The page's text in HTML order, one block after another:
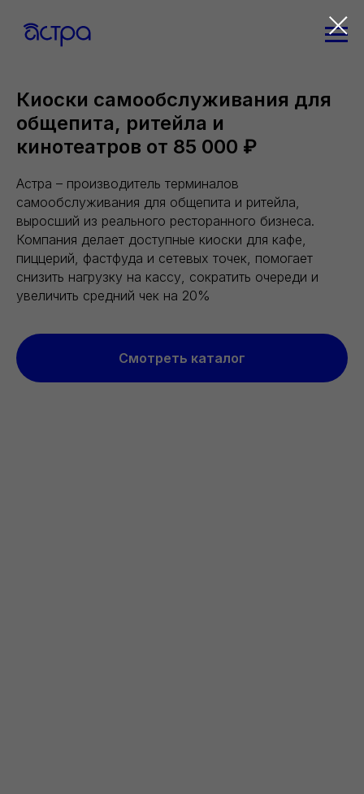
Киоски самообслуживания для
общепита, ритейла и
кинотеатров от 85 000 ₽
Астра – производитель терминалов
самообслуживания для общепита и ритейла,
выросший из реального ресторанного бизнеса.
Компания делает доступные киоски для кафе,
пиццерий, фастфуда и сетевых точек, помогает
снизить нагрузку на кассу, сократить очереди и
увеличить средний чек на 20%
Смотреть каталог